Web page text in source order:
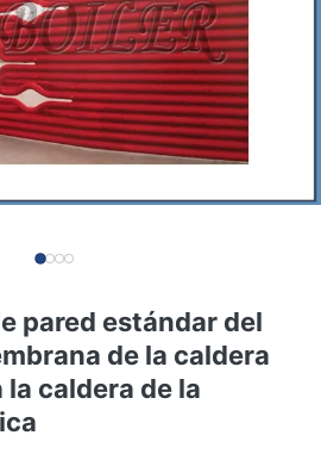
pared estándar del
de la caldera
la caldera de la